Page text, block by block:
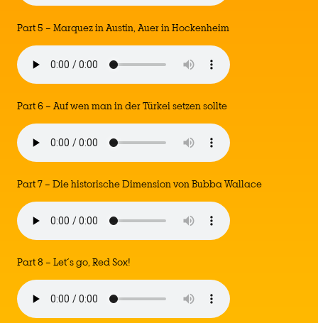
Part 5 – Marquez in Austin, Auer in Hockenheim
Part 6 – Auf wen man in der Türkei setzen sollte
Part 7 – Die historische Dimension von Bubba Wallace
Part 8 – Let´s go, Red Sox!